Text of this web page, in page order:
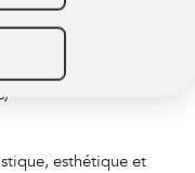
des
des cancers
esthétique et